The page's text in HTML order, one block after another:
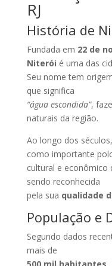
RJ
História de
Fundada em 22 de
Niterói é uma das
Seu nome tem
que significa
“água escondida”,
naturais da região.
Ao longo dos
como importante
cultural e econômico
sendo reconhecida
pela sua qualidade
População e
Segundo dados
mais de